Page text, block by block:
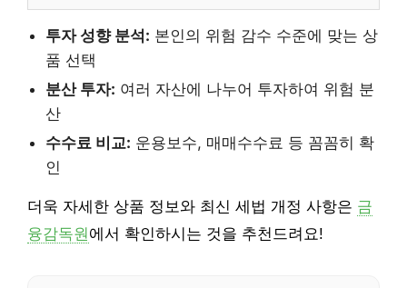
투자 성향 분석: 본인의 위험 감수 수준에 맞는 상
품 선택
분산 투자: 여러 자산에 나누어 투자하여 위험 분
산
수수료 비교: 운용보수, 매매수수료 등 꼼꼼히 확
인
더욱 자세한 상품 정보와 최신 세법 개정 사항은 금
융감독원 에서 확인하시는 것을 추천드려요!